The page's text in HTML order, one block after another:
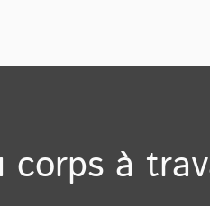
corps à